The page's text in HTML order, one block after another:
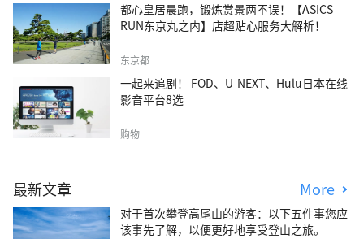
都心皇居晨跑，锻炼赏景两不误！【ASICS
RUN东京丸之内】店超贴心服务大解析！
东京都
一起来追剧！ FOD、U-NEXT、Hulu日本在线
影音平台8选
购物
最新文章 More
对于首次攀登高尾山的游客：以下五件事您应
该事先了解，以便更好地享受登山之旅。